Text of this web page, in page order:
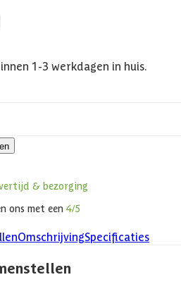
1-3 werkdagen in huis.
& bezorging
ons met een 4/5
OmschrijvingSpecificaties